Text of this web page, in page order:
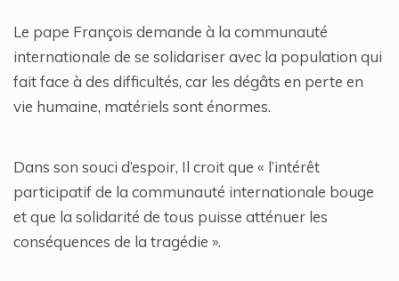
Le pape François demande à la communauté
internationale de se solidariser avec la population qui
fait face à des difficultés, car les dégâts en perte en
vie humaine, matériels sont énormes.
Dans son souci d’espoir, Il croit que « l’intérêt
participatif de la communauté internationale bouge
et que la solidarité de tous puisse atténuer les
conséquences de la tragédie ».